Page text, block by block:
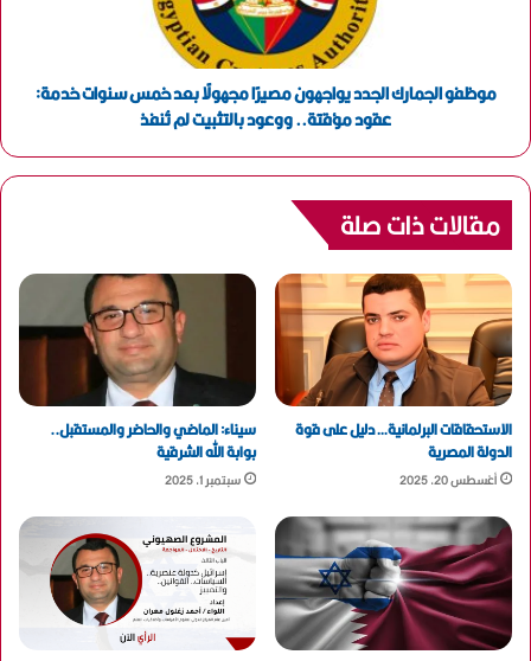
موظفو الجمارك الجدد يواجهون مصيرًا مجهولًا بعد خمس سنوات خدمة:
عقود مؤقتة.. ووعود بالتثبيت لم تُنفذ
مقالات ذات صلة
الاستحقاقات البرلمانية… دليل على قوة
الدولة المصرية
أغسطس 20, 2025
سيناء: الماضي والحاضر والمستقبل..
بوابة الله الشرقية
سبتمبر 1, 2025